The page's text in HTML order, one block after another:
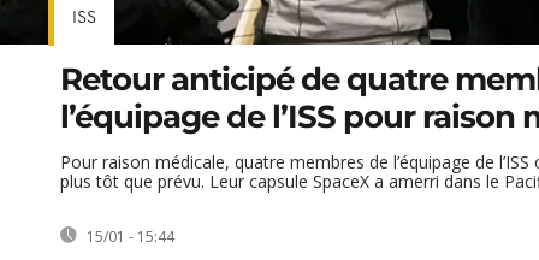
ISS
Retour anticipé de quatre
l’équipage de l’ISS pour raison
Pour raison médicale, quatre membres de l’équipage de
plus tôt que prévu. Leur capsule SpaceX a amerri dans le
15/01 - 15:44